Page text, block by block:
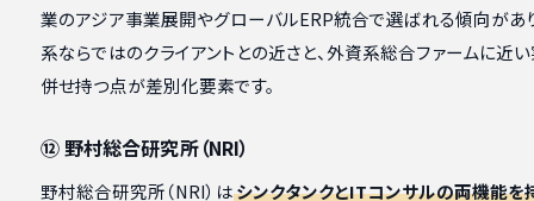
業のアジア事業展開やグローバルERP統合で選ばれる傾向があ
系ならではのクライアントとの近さと、外資系総合ファームに近
併せ持つ点が差別化要素です。
⑫ 野村総合研究所（NRI）
野村総合研究所（NRI）はシンクタンクとITコンサルの両機能を